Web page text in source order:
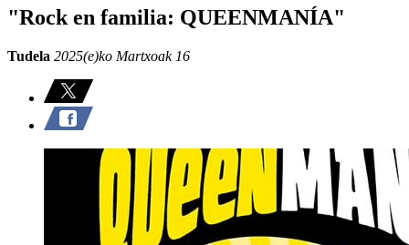
"Rock en familia: QUEENMANÍA"
Tudela 2025(e)ko Martxoak 16